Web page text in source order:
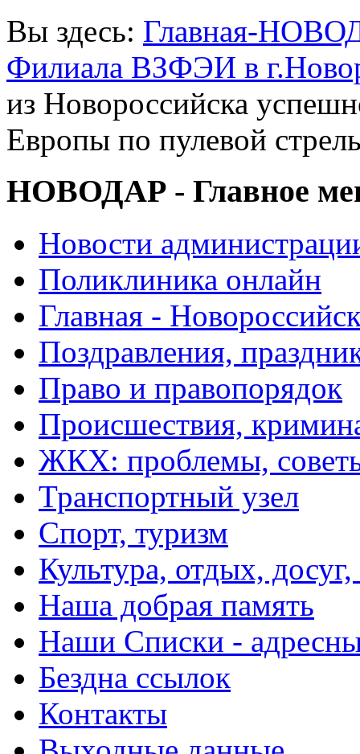
Вы здесь: Главная-
Филиала ВЗФЭИ в
из Новороссийска
Европы по пулевой
НОВОДАР - Главное
Новости
Поликлиника онлайн
Главная -
Поздравления,
Право и правопорядок
Происшествия,
ЖКХ: проблемы,
Транспортный узел
Спорт, туризм
Культура, отдых,
Наша добрая память
Наши Списки -
Бездна ссылок
Контакты